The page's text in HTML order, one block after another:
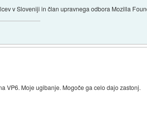
v Sloveniji in član upravnega odbora Mozilla
VP6. Moje ugibanje. Mogoče ga celo dajo zastonj.